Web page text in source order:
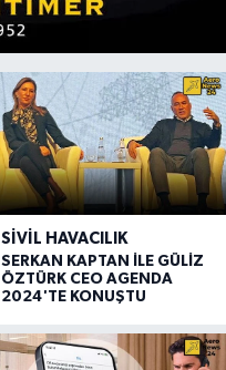
SIVIL HAVACILIK
SERKAN KAPTAN İLE GÜLİZ
ÖZTÜRK CEO AGENDA
2024'TE KONUŞTU